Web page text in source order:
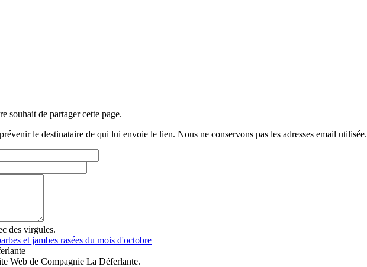
souhait de partager cette page.
le destinataire de qui lui envoie le lien. Nous ne conservons pas les adresses email utilisée.
des virgules.
et jambes rasées du mois d'octobre
Web de Compagnie La Déferlante.